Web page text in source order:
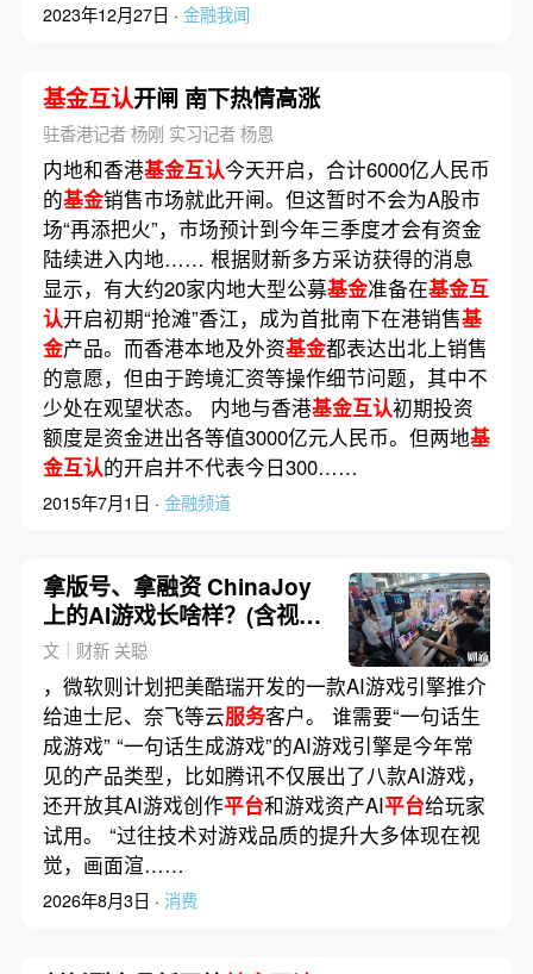
2023年12月27日 · 金融我闻
基金互认开闸 南下热情高涨
驻香港记者 杨刚 实习记者 杨恩
内地和香港基金互认今天开启，合计6000亿人民币
的基金销售市场就此开闸。但这暂时不会为A股市
场“再添把火”，市场预计到今年三季度才会有资金
陆续进入内地…… 根据财新多方采访获得的消息
显示，有大约20家内地大型公募基金准备在基金互
认开启初期“抢滩”香江，成为首批南下在港销售基
金产品。而香港本地及外资基金都表达出北上销售
的意愿，但由于跨境汇资等操作细节问题，其中不
少处在观望状态。 内地与香港基金互认初期投资
额度是资金进出各等值3000亿元人民币。但两地基
金互认的开启并不代表今日300……
2015年7月1日 · 金融频道
拿版号、拿融资 ChinaJoy
上的AI游戏长啥样？(含视
频)
文｜财新 关聪
，微软则计划把美酷瑞开发的一款AI游戏引擎推介
给迪士尼、奈飞等云服务客户。 谁需要“一句话生
成游戏” “一句话生成游戏”的AI游戏引擎是今年常
见的产品类型，比如腾讯不仅展出了八款AI游戏，
还开放其AI游戏创作平台和游戏资产AI平台给玩家
试用。 “过往技术对游戏品质的提升大多体现在视
觉，画面渲……
2026年8月3日 · 消费